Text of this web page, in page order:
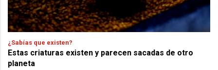
¿Sabías que existen?
Estas criaturas existen y parecen sacadas de otro
planeta